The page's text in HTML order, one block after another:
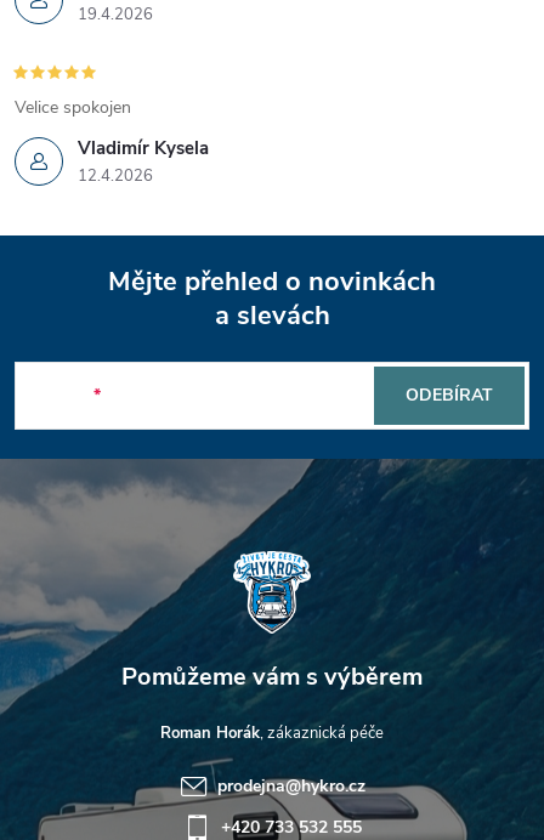
19.4.2026
Vladimír Kysela
12.4.2026
Velice spokojen
p
a
t
í
Mějte přehled o novinkách
a slevách
ODEBÍRAT
Roman Horák
prodejna@hykro.cz
+420 733 532 555